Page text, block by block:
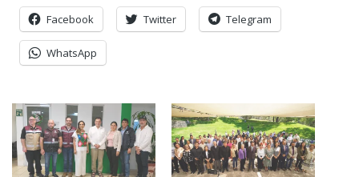
Facebook Twitter Telegram
WhatsApp